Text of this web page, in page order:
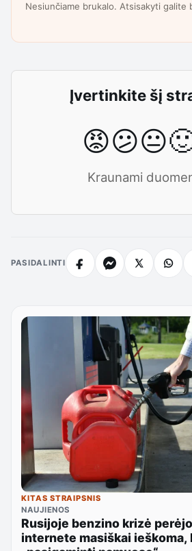
Nesiunčiame brukalo. Atsisakyti galite
Įvertinkite šį
😡😕😐
Kraunami
PASIDALINTI
KITAS STRAIPSNIS
NAUJIENOS
Rusijoje benzino krizė
internete masiškai ieškoma,